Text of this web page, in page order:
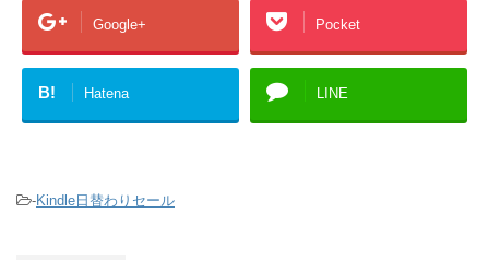
Google+ Pocket
B! Hatena LINE
-Kindle日替わりセール